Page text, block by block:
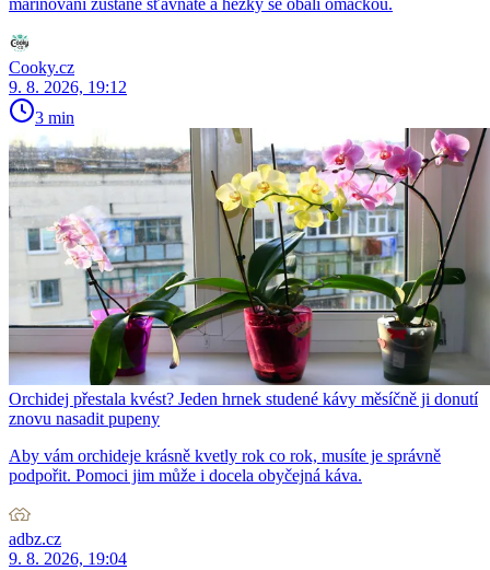
marinování zůstane šťavnaté a hezky se obalí omáčkou.
Cooky.cz
9. 8. 2026, 19:12
3 min
Orchidej přestala kvést? Jeden hrnek studené kávy měsíčně ji donutí
znovu nasadit pupeny
Aby vám orchideje krásně kvetly rok co rok, musíte je správně
podpořit. Pomoci jim může i docela obyčejná káva.
adbz.cz
9. 8. 2026, 19:04